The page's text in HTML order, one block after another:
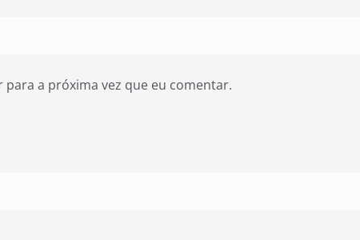
a próxima vez que eu comentar.